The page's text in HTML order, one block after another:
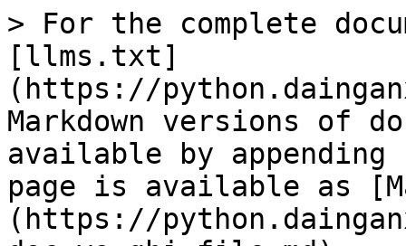
> For the complete
[llms.txt]
(https://
Markdown versions of
available by
page is available as
(https://